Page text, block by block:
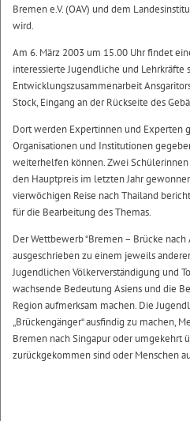
Bremen e.V. (OAV) und dem
wird.
Am 6. März 2003 um 15.00 Uhr findet
interessierte Jugendliche und Lehrkräfte
Entwicklungszusammenarbeit
Stock, Eingang an der Rückseite des
Dort werden Expertinnen und Experten
Organisationen und Institutionen
weiterhelfen können. Zwei
den Hauptpreis im letzten Jahr
vierwöchigen Reise nach Thailand
für die Bearbeitung des Themas.
Der Wettbewerb “Bremen – Brücke
ausgeschrieben zu einem jeweils
Jugendlichen Völkerverständigung und
wachsende Bedeutung Asiens und die
Region aufmerksam machen. Die
„Brückengänger“ ausfindig zu machen,
Bremen nach Singapur oder umgekehrt
zurückgekommen sind oder Menschen